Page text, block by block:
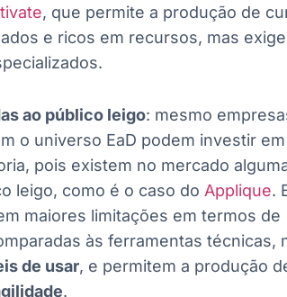
, que permite a produção de
e ricos em recursos, mas
ao público leigo: mesmo
o universo EaD podem investir em
pois existem no mercado
leigo, como é o caso do Applique.
maiores limitações em termos de
às ferramentas técnicas,
de usar, e permitem a produção
.